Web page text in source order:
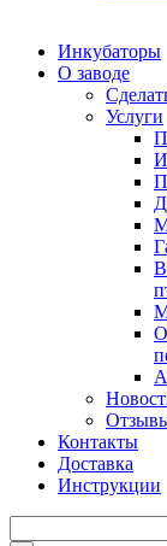
Инкубаторы
О заводе
Услуги
Контакты
Доставка
Инструкции